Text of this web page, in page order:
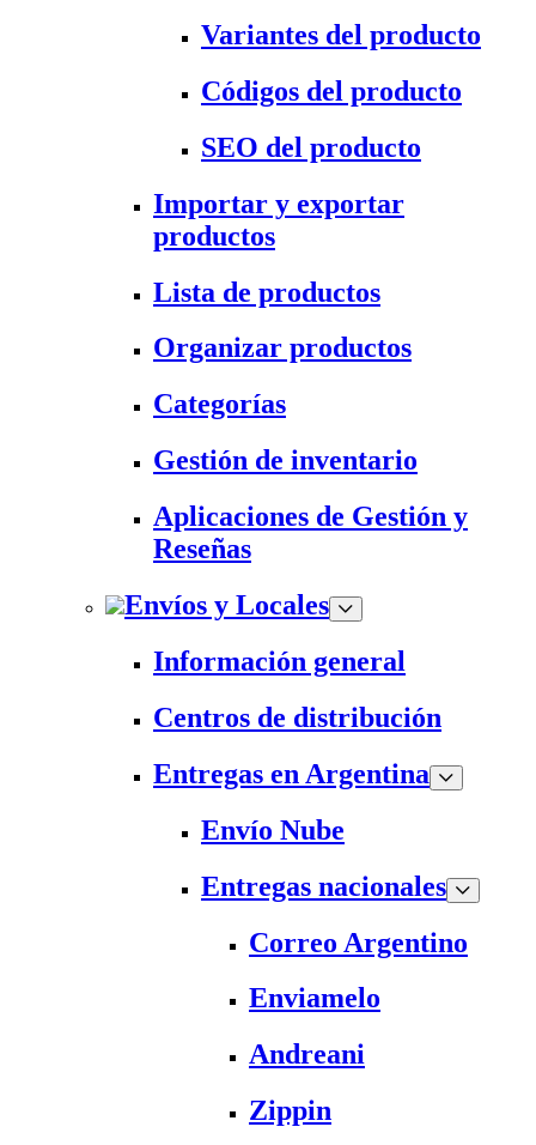
Variantes del producto
Códigos del producto
SEO del producto
Importar y exportar
productos
Lista de productos
Organizar productos
Categorías
Gestión de inventario
Aplicaciones de Gestión y
Reseñas
Envíos y Locales
Información general
Centros de distribución
Entregas en Argentina
Envío Nube
Entregas nacionales
Correo Argentino
Enviamelo
Andreani
Zippin